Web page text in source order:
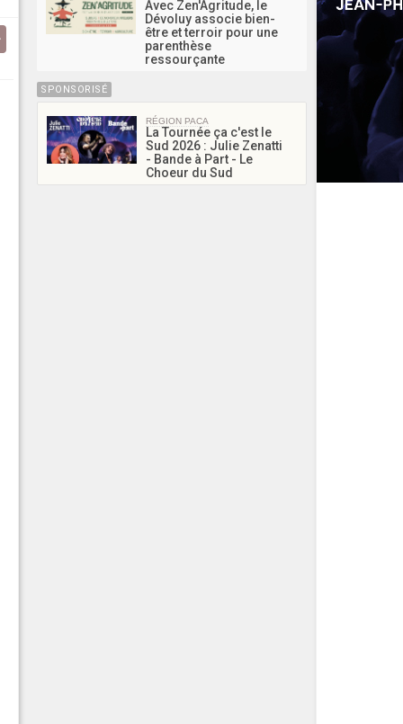
Avec Zen'Agritude, le
Dévoluy associe bien-
être et terroir pour une
parenthèse
ressourçante
SPONSORISÉ
RÉGION PACA
La Tournée ça c'est le
Sud 2026 : Julie Zenatti
- Bande à Part - Le
Choeur du Sud